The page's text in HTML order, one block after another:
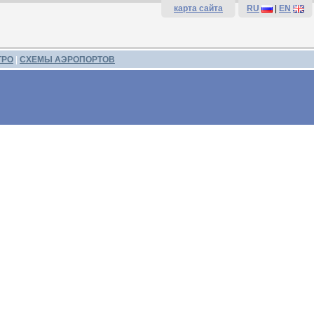
карта сайта RU EN
СХЕМЫ АЭРОПОРТОВ